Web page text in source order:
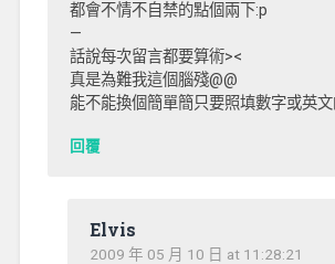
都會不情不自禁的點個兩下:p
—
話說每次留言都要算術><
真是為難我這個腦殘@@
能不能換個簡單簡只要照填數字或英
回覆
Elvis
2009 年 05 月 10 日 at 11:28:21